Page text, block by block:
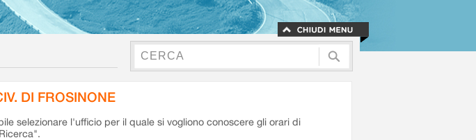
DI FROSINONE
selezionare l'ufficio per il quale si vogliono conoscere gli orari di